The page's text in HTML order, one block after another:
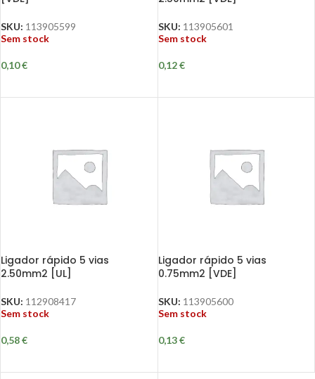
SKU: 113905599
Sem stock
0,10€
SKU: 113905601
Sem stock
0,12€
Ligador rápido 5 vias
2.50mm2 [UL]
SKU: 112908417
Sem stock
0,58€
Ligador rápido 5 vias
0.75mm2 [VDE]
SKU: 113905600
Sem stock
0,13€